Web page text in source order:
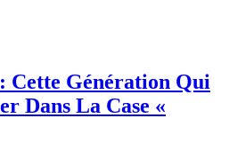
Cette Génération Qui
Dans La Case «